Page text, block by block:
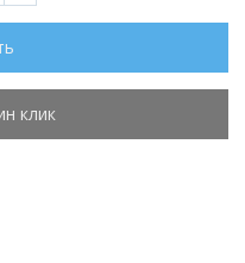
клик